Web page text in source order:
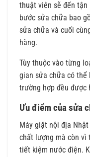
thuật viên sẽ đến
bước sửa chữa bao
sửa chữa và cuối
hàng.
Tùy thuộc vào từng
gian sửa chữa có thể
trường hợp đều được
Ưu điểm của sửa
Máy giặt nội địa
chất lượng mà còn vì
tiết kiệm nước điện.